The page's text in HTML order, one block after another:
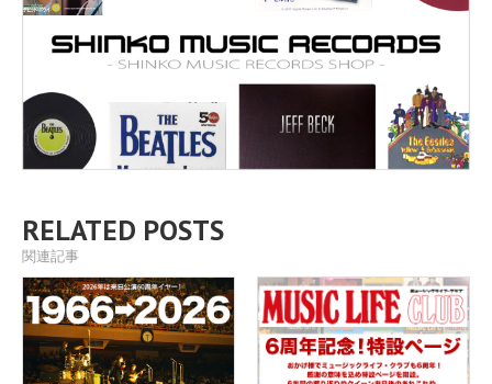
RELATED POSTS
関連記事